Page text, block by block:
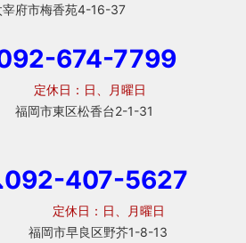
苑4-16-37
674-7799
：日、月曜日
東区松香台2-1-31
092-407-5627
：日、月曜日
良区野芥1-8-13